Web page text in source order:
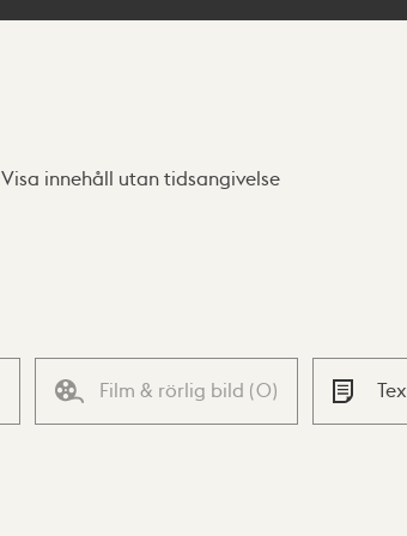
Visa innehåll utan tidsangivelse
Film & rörlig bild (0)